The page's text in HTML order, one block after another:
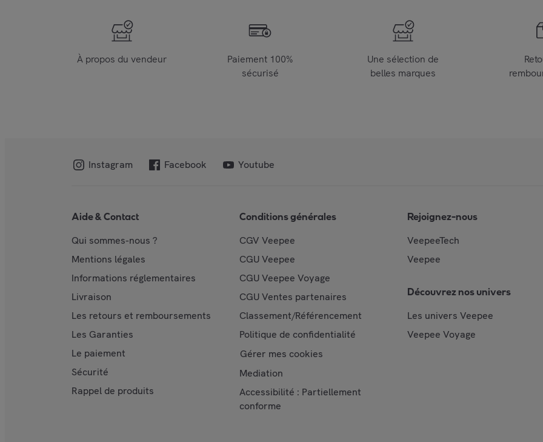
À propos du vendeur
Paiement 100%
sécurisé
Une sélection de
belles marques
Instagram Facebook Youtube
Aide & Contact
Qui sommes-nous ?
Mentions légales
Informations réglementaires
Livraison
Les retours et remboursements
Les Garanties
Le paiement
Sécurité
Rappel de produits
Conditions générales
CGV Veepee
CGU Veepee
CGU Veepee Voyage
CGU Ventes partenaires
Classement/Référencement
Politique de confidentialité
Gérer mes cookies
Mediation
Accessibilité : Partiellement
conforme
Rejoignez-nous
VeepeeTech
Veepee
Découvrez nos univers
Les univers Veepee
Veepee Voyage